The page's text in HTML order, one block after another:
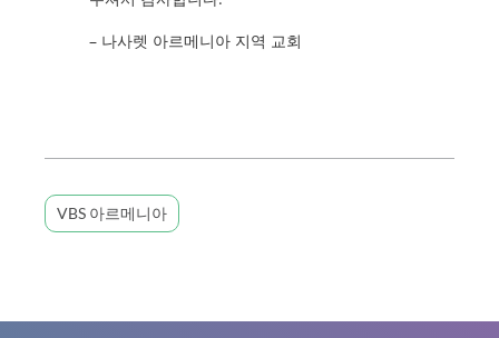
– 나사렛 아르메니아 지역 교회
VBS 아르메니아